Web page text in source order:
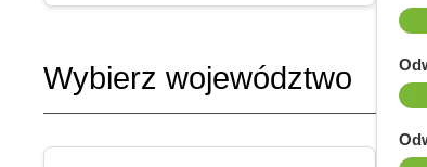
Wybierz województwo